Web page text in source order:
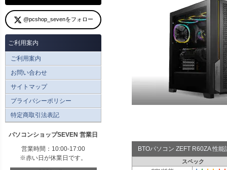
BTOパソコン ZEFT R60ZA 性
スペック
@pcshop_sevenをフォロー
ご利用案内
ご利用案内
お問い合わせ
サイトマップ
プライバシーポリシー
特定商取引法表記
パソコンショップSEVEN 営業日
営業時間：10:00-17:00
※赤い日が休業日です。